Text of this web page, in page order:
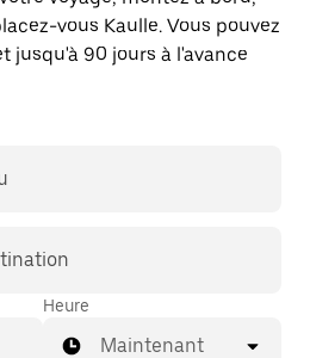
vous Kaulle. Vous pouvez
jusqu'à 90 jours à l'avance
Heure
Maintenant